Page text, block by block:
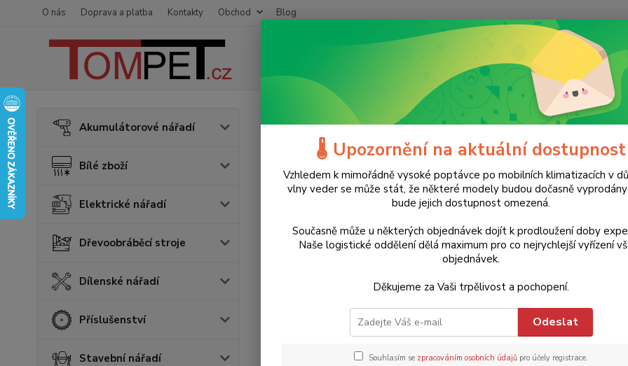
O nás Doprava a platba Kontakty Obchod Blog
(Po-
Akumulátorové nářadí
Bílé zboží
Elektrické nářadí
Dřevoobráběcí stroje
Dílenské nářadí
Příslušenství
Stavební nářadí
Zahradní technika Příslušenství Stahovací páska 50 ks TOMPET
Stahovací páska 50 ks TOMPET
TOP produkt
179 Kč
- 15 %
85˚C.
🌡️ Upozornění na aktuální dostupnost
Vzhledem k mimořádně vysoké poptávce po mobilních klimatizacích v
vlny veder se může stát, že některé modely budou dočasně
bude jejich dostupnost omezená.
Současně může u některých objednávek dojít k prodloužení doby
Naše logistické oddělení dělá maximum pro co nejrychlejší vyřízení
objednávek.
Děkujeme za Vaši trpělivost a pochopení.
Odeslat
Souhlasím se zpracováním osobních údajů pro účely registrace.